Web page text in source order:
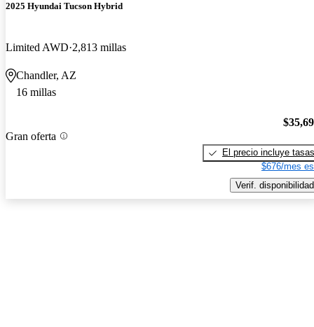
2025 Hyundai Tucson Hybrid
Limited AWD 2,813 millas
Chandler, AZ
16 millas
Gran oferta
El precio incluye tasas
$676/mes
Verif. disponibilidad